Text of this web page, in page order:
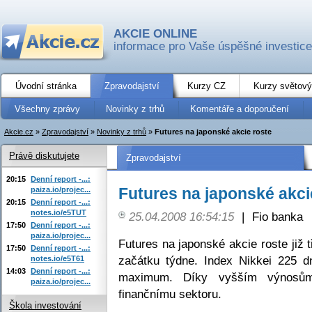
AKCIE ONLINE
informace pro Vaše úspěšné investice
Úvodní stránka Zpravodajství Kurzy CZ Kurzy
Všechny zprávy Novinky z trhů Komentáře a doporučení
Akcie.cz » Zpravodajství » Novinky z trhů » Futures na japonské akcie roste
Zpravodajství
Futures na japonské
25.04.2008 16:54:15 |
Fio banka
Futures na japonské akcie roste
začátku týdne. Index Nikkei 225
maximum. Díky vyšším
finančnímu sektoru.
Právě diskutujete
20:15 Denní report -...:
paiza.io/projec...
20:15 Denní report -...:
notes.io/e5TUT
17:50 Denní report -...:
paiza.io/projec...
17:50 Denní report -...:
notes.io/e5T61
14:03 Denní report -...:
paiza.io/projec...
Škola investování